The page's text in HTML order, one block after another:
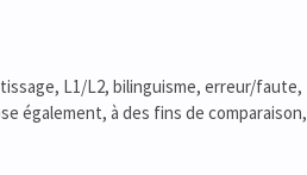
L1/L2, bilinguisme, erreur/faute,
également, à des fins de comparaison,